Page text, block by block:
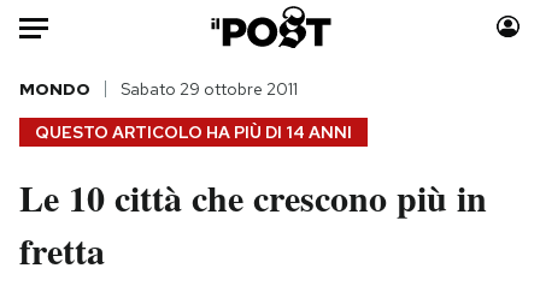
Auto
HOME
Italia
Politica
Moda
QUESTO ARTICOLO HA PIÙ DI 14 ANNI
MONDO Sabato 29 ottobre 2011
Le 10 città che crescono più in
fretta